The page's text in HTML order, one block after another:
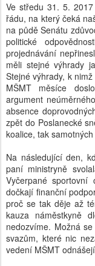
Ve středu 31. 5.
řádu, na který čeká
na půdě Senátu
politické
projednávání
měli stejné výhrady
Stejné výhrady, k
MŠMT měsíce
argument
absence
zpět do Poslanecké
koalice, tak
Na následující den,
paní ministryně
Vyčerpané
dočkají finanční
proč se tak děje až
kauza náměstkyně
nedozvíme. Možná
svazům, které nic
vedení MŠMT